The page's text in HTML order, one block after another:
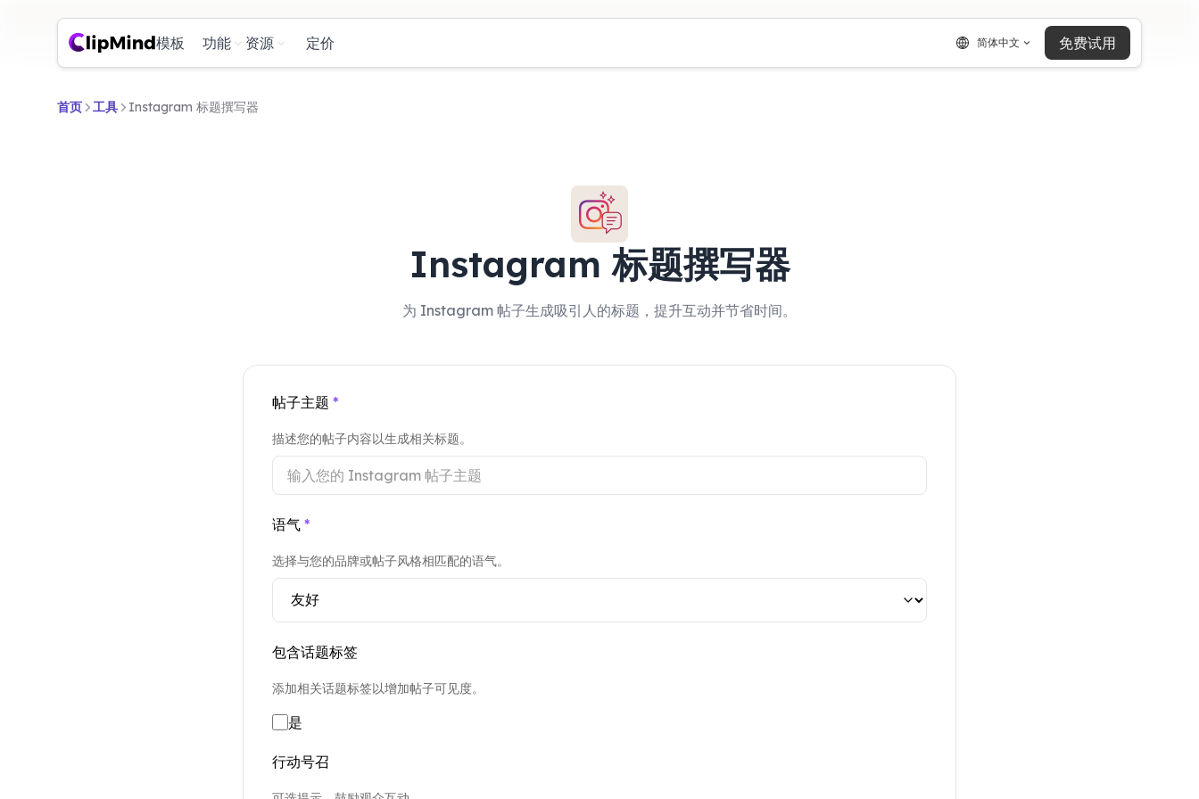
模板 功能 资源 定价 简体中文 免费试用
首页 工具 Instagram 标题撰写器
Instagram 标题撰写器
为 Instagram 帖子生成吸引人的标题，提升互动并节省时间。
帖子主题 *
描述您的帖子内容以生成相关标题。
语气 *
选择与您的品牌或帖子风格相匹配的语气。
包含话题标签
添加相关话题标签以增加帖子可见度。
是
行动号召